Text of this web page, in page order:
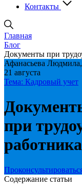
Контакты
Главная
Блог
Документы при
Афанасьева
21 августа
Тема: Кадровый учет
при
Содержание статьи